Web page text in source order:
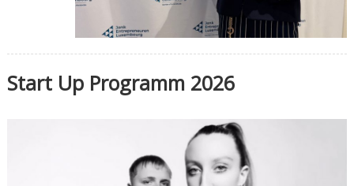
Start Up Programm 2026